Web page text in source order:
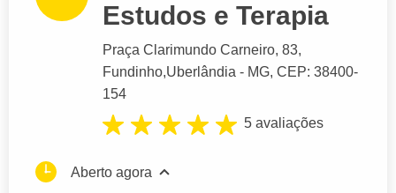
Estudos e Terapia
Praça Clarimundo Carneiro, 83,
Fundinho,Uberlândia - MG, CEP: 38400-
154
5 avaliações
Aberto agora